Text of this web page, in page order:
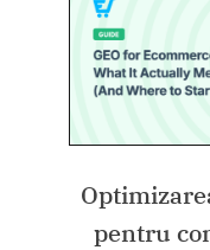
pentru